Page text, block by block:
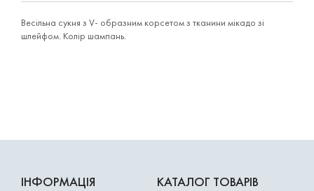
Весільна сукня з V- образним корсетом з тканини мікадо зі
шлейфом. Колір шампань.
ІНФОРМАЦІЯ КАТАЛОГ ТОВАРІВ